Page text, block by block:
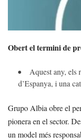
Obert el termini de
Aquest any, els
d’Espanya, i una
Grupo Albia obre el
pionera en el sector.
un model més